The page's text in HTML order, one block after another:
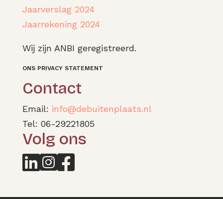
Jaarverslag 2024
Jaarrekening 2024
Wij zijn ANBI geregistreerd.
ONS PRIVACY STATEMENT
Contact
Email: info@debuitenplaats.nl
Tel: 06-29221805
Volg ons
